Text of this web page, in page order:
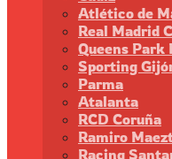
Atlético de
Real Madrid
Queens Park
Sporting
Parma
Atalanta
RCD Coruña
Ramiro
Racing